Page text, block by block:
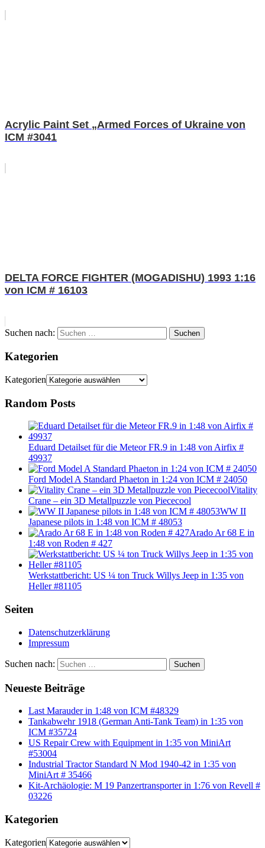
Acrylic Paint Set „Armed Forces of Ukraine von
ICM #3041
DELTA FORCE FIGHTER (MOGADISHU) 1993 1:16
von ICM # 16103
Suchen nach: Suchen
Kategorien
Kategorien
Random Posts
Eduard Detailset für die Meteor FR.9 in 1:48 von Airfix #
49937
Ford Model A Standard Phaeton in 1:24 von ICM # 24050
Vitality
Crane – ein 3D Metallpuzzle von Piececool
WW II
Japanese pilots in 1:48 von ICM # 48053
Arado Ar 68 E in
1:48 von Roden # 427
Werkstattbericht: US ¼ ton Truck Willys Jeep in 1:35 von
Heller #81105
Seiten
Datenschutzerklärung
Impressum
Suchen nach: Suchen
Neueste Beiträge
Last Marauder in 1:48 von ICM #48329
Tankabwehr 1918 (German Anti-Tank Team) in 1:35 von
ICM #35724
US Repair Crew with Equipment in 1:35 von MiniArt
#53004
Industrial Tractor Standard N Mod 1940-42 in 1:35 von
MiniArt # 35466
Kit-Archäologie: M 19 Panzertransporter in 1:76 von Revell #
03226
Kategorien
Kategorien